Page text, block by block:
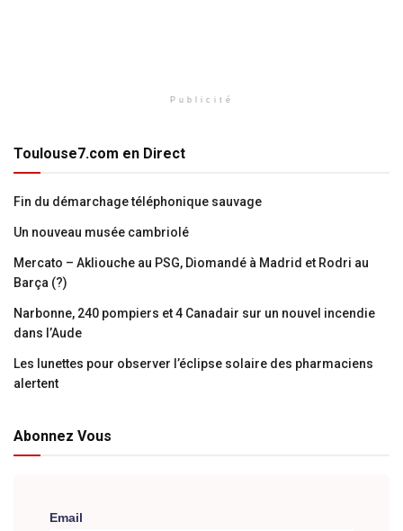
Publicité
Toulouse7.com en Direct
Fin du démarchage téléphonique sauvage
Un nouveau musée cambriolé
Mercato – Akliouche au PSG, Diomandé à Madrid et Rodri au
Barça (?)
Narbonne, 240 pompiers et 4 Canadair sur un nouvel incendie
dans l’Aude
Les lunettes pour observer l’éclipse solaire des pharmaciens
alertent
Abonnez Vous
Email